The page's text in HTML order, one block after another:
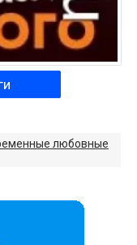
любовные